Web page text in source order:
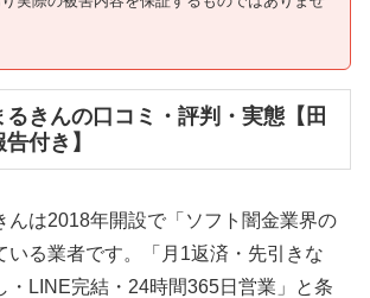
るきんの口コミ・評判・実態【田
付き】
んは2018年開設で「ソフト闇金業界の
いる業者です。「月1返済・先引きな
・LINE完結・24時間365日営業」と条